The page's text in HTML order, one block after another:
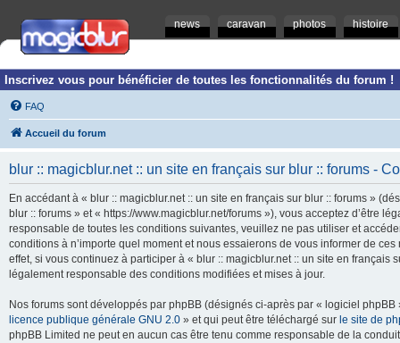
news caravan photos histoire
Inscrivez vous pour bénéficier de toutes les fonctionnalités du forum !
FAQ
Accueil du forum
blur :: magicblur.net :: un site en français sur blur :: forums -
En accédant à « blur :: magicblur.net :: un site en français sur blur :: forums »
blur :: forums » et « https://www.magicblur.net/forums »), vous acceptez d’être
responsable de toutes les conditions suivantes, veuillez ne pas utiliser et
conditions à n’importe quel moment et nous essaierons de vous informer de
effet, si vous continuez à participer à « blur :: magicblur.net :: un site en
légalement responsable des conditions modifiées et mises à jour.
Nos forums sont développés par phpBB (désignés ci-après par « logiciel
licence publique générale GNU 2.0 » et qui peut être téléchargé sur le site de
phpBB Limited ne peut en aucun cas être tenu comme responsable de la